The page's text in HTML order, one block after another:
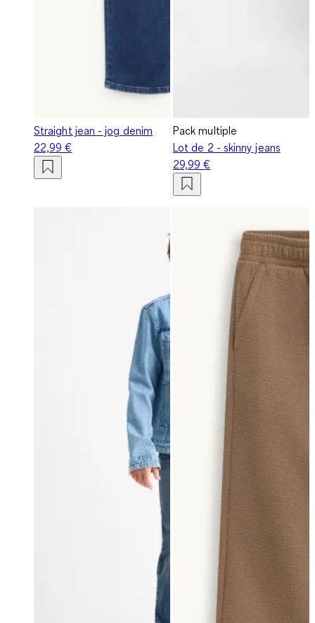
Straight jean - jog denim
22,99 €
Pack multiple
Lot de 2 - skinny jeans
29,99 €